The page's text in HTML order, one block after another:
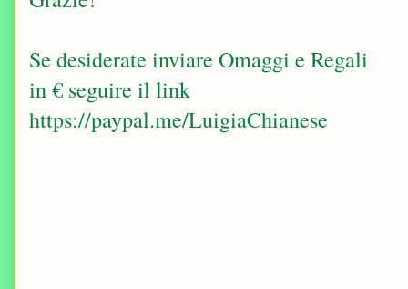
Se desiderate inviare Omaggi e Regali
in € seguire il link
https://paypal.me/LuigiaChianese